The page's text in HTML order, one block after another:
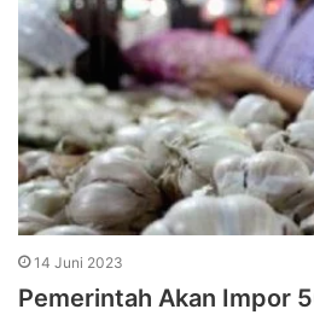
14 Juni 2023
Pemerintah Akan Impor